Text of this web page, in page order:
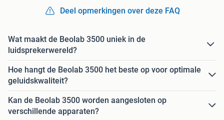
Deel opmerkingen over deze FAQ
Wat maakt de Beolab 3500 uniek in de
luidsprekerwereld?
Hoe hangt de Beolab 3500 het beste op voor optimale
geluidskwaliteit?
Kan de Beolab 3500 worden aangesloten op
verschillende apparaten?